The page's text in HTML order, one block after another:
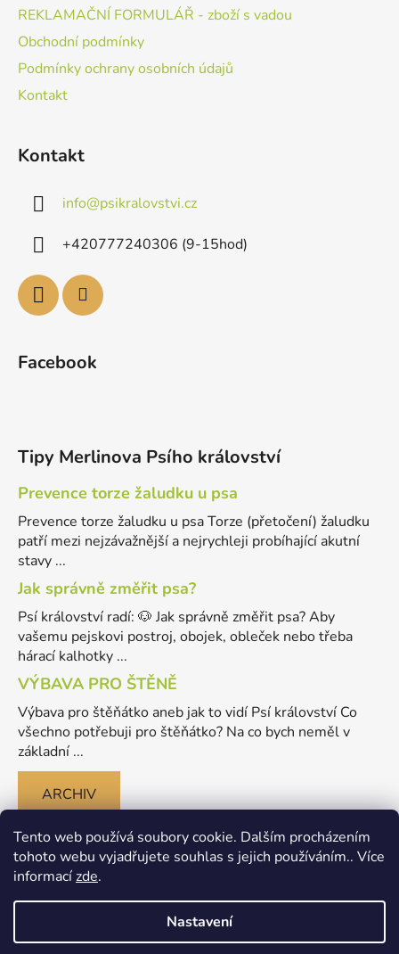
Tento web používá soubory cookie. Dalším procházením
tohoto webu vyjadřujete souhlas s jejich používáním.. Více
informacízde.
Nastavení
REKLAMAČNÍ FORMULÁŘ - zboží s vadou
Obchodní podmínky
Podmínky ochrany osobních údajů
Kontakt
Kontakt
info@psikralovstvi.cz
+420777240306 (9-15hod)
Facebook
Tipy Merlinova Psího království
Prevence torze žaludku u psa
Prevence torze žaludku u psa Torze (přetočení) žaludku
patří mezi nejzávažnější a nejrychleji probíhající akutní
stavy ...
Jak správně změřit psa?
Psí království radí: 🐶 Jak správně změřit psa? Aby
vašemu pejskovi postroj, obojek, obleček nebo třeba
hárací kalhotky ...
VÝBAVA PRO ŠTĚNĚ
Výbava pro štěňátko aneb jak to vidí Psí království Co
všechno potřebuji pro štěňátko? Na co bych neměl v
základní ...
ARCHIV